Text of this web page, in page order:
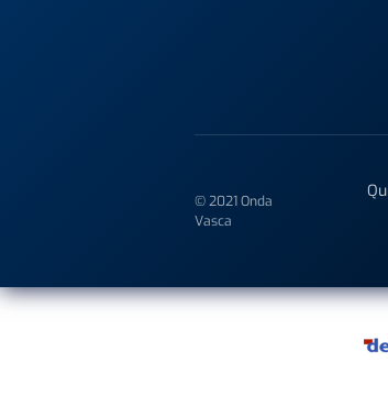
© 2021 Onda
Vasca